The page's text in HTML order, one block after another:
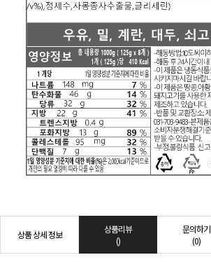
상품 상세 정보
상품리뷰
()
문의하기
(0)